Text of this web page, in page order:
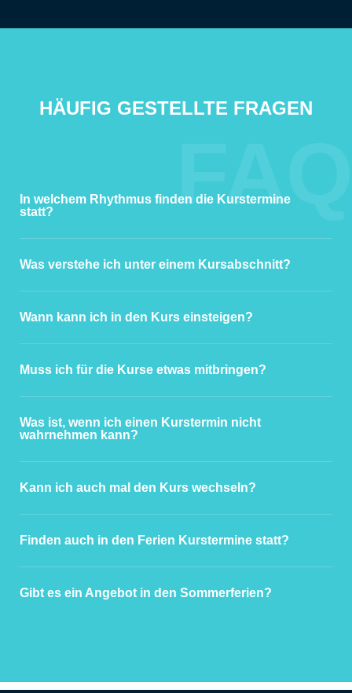
HÄUFIG GESTELLTE FRAGEN
In welchem Rhythmus finden die Kurstermine
statt?
Was verstehe ich unter einem Kursabschnitt?
Wann kann ich in den Kurs einsteigen?
Muss ich für die Kurse etwas mitbringen?
Was ist, wenn ich einen Kurstermin nicht
wahrnehmen kann?
Kann ich auch mal den Kurs wechseln?
Finden auch in den Ferien Kurstermine statt?
Gibt es ein Angebot in den Sommerferien?